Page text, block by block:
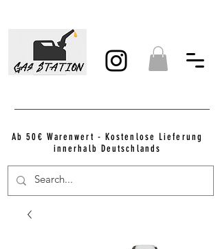
Ab 50€ Warenwert - Kostenlose Lieferung
innerhalb Deutschlands